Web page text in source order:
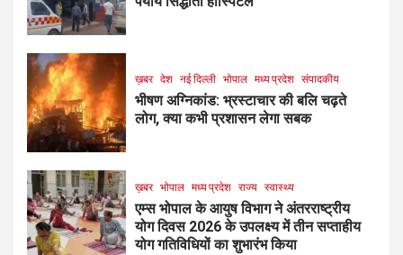
ख़बर देश नई दिल्ली भोपाल मध्य प्रदेश संपादकीय
भीषण अग्निकांड: भ्रस्टाचार की बलि चढ़ते
लोग, क्या कभी प्रशासन लेगा सबक
ख़बर भोपाल मध्य प्रदेश राज्य स्वास्थ्य
एम्स भोपाल के आयुष विभाग ने अंतरराष्ट्रीय
योग दिवस 2026 के उपलक्ष्य में तीन सप्ताहीय
योग गतिविधियों का शुभारंभ किया